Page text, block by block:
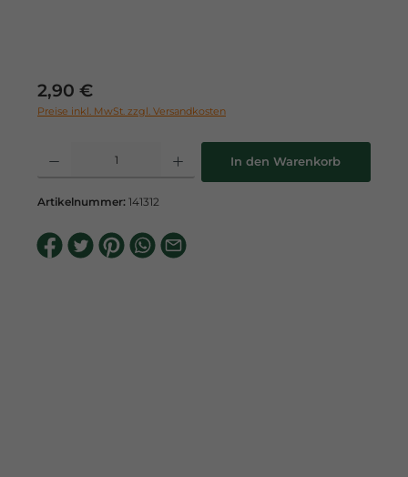
Regulärer Preis:
2,90 €
Preise inkl. MwSt. zzgl. Versandkosten
In den Warenkorb
Artikelnummer: 141312